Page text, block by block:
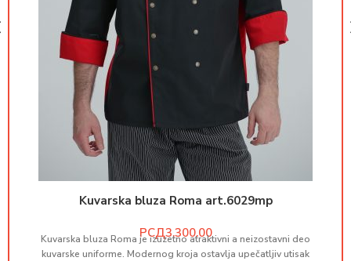
Kuvarska bluza Roma art.6029mp
РСД
Kuvarska bluza Roma je izuzetno atraktivni a neizostavni deo
kuvarske uniforme. Modernog kroja ostavlja upečatljiv utisak